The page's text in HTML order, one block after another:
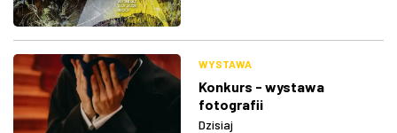
WYSTAWA
Konkurs - wystawa
fotografii
Dzisiaj